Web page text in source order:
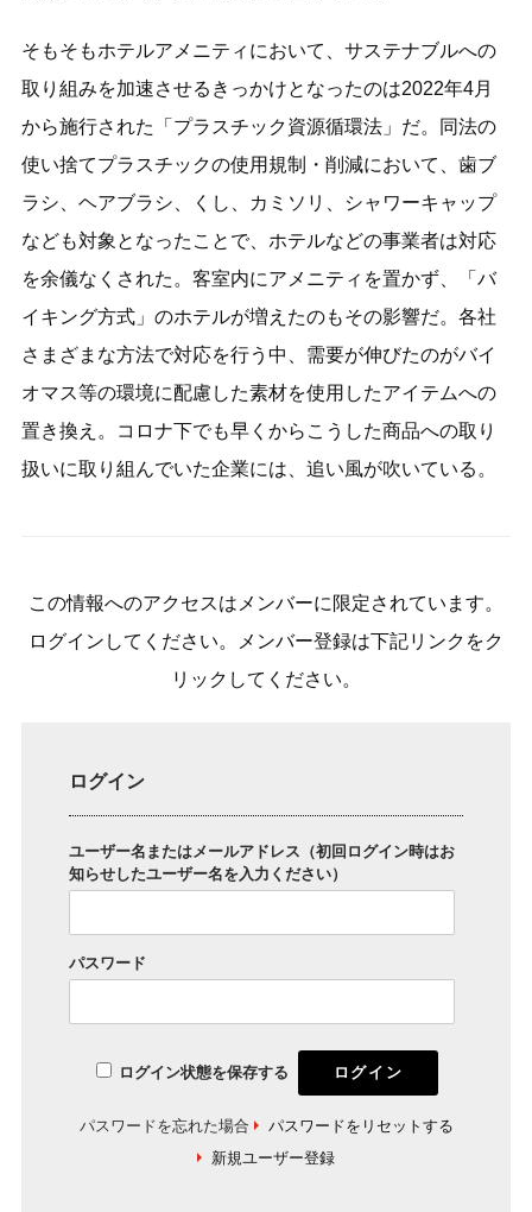
そもそもホテルアメニティにおいて、サステナブルへの
取り組みを加速させるきっかけとなったのは2022年4月
から施行された「プラスチック資源循環法」だ。同法の
使い捨てプラスチックの使用規制・削減において、歯ブ
ラシ、ヘアブラシ、くし、カミソリ、シャワーキャップ
なども対象となったことで、ホテルなどの事業者は対応
を余儀なくされた。客室内にアメニティを置かず、「バ
イキング方式」のホテルが増えたのもその影響だ。各社
さまざまな方法で対応を行う中、需要が伸びたのがバイ
オマス等の環境に配慮した素材を使用したアイテムへの
置き換え。コロナ下でも早くからこうした商品への取り
扱いに取り組んでいた企業には、追い風が吹いている。
この情報へのアクセスはメンバーに限定されています。
ログインしてください。メンバー登録は下記リンクをク
リックしてください。
ログイン
ユーザー名またはメールアドレス（初回ログイン時はお
知らせしたユーザー名を入力ください）
パスワード
ログイン状態を保存する
パスワードを忘れた場合
パスワードをリセットする
新規ユーザー登録